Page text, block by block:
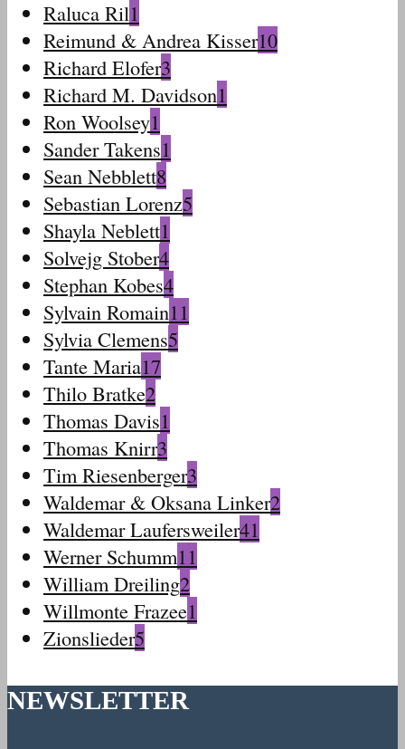
Raluca Ril1
Reimund & Andrea Kisser10
Richard Elofer3
Richard M. Davidson1
Ron Woolsey1
Sander Takens1
Sean Nebblett8
Sebastian Lorenz5
Shayla Neblett1
Solvejg Stober4
Stephan Kobes4
Sylvain Romain11
Sylvia Clemens5
Tante Maria17
Thilo Bratke2
Thomas Davis1
Thomas Knirr3
Tim Riesenberger3
Waldemar & Oksana Linker2
Waldemar Laufersweiler41
Werner Schumm11
William Dreiling2
Willmonte Frazee1
Zionslieder5
NEWSLETTER